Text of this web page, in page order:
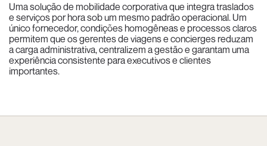
Uma solução de mobilidade corporativa que integra traslados
e serviços por hora sob um mesmo padrão operacional. Um
único fornecedor, condições homogêneas e processos claros
permitem que os gerentes de viagens e concierges reduzam
a carga administrativa, centralizem a gestão e garantam uma
experiência consistente para executivos e clientes
importantes.